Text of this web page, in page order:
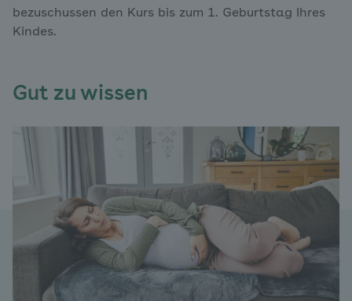
bezuschussen den Kurs bis zum 1. Geburtstag Ihres
Kindes.
Gut zu wissen